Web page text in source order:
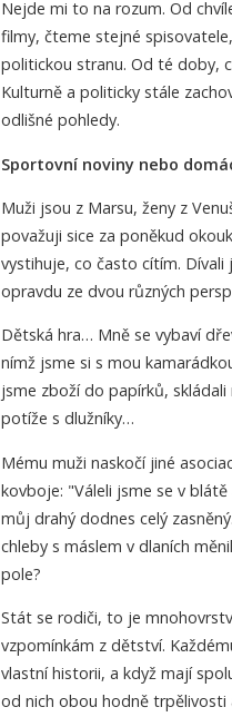
Nejde mi to na rozum. Od
filmy, čteme stejné
politickou stranu. Od té doby,
Kulturně a politicky stále
odlišné pohledy.
Sportovní noviny nebo
Muži jsou z Marsu, ženy z
považuji sice za poněkud
vystihuje, co často cítím. Dívali
opravdu ze dvou různých
Dětská hra… Mně se vybaví
nímž jsme si s mou
jsme zboží do papírků,
potíže s dlužníky…
Mému muži naskočí jiné
kovboje: "Váleli jsme se v
můj drahý dodnes celý
chleby s máslem v dlaních
pole?
Stát se rodiči, to je
vzpomínkám z dětství.
vlastní historii, a když mají
od nich obou hodně trpělivosti